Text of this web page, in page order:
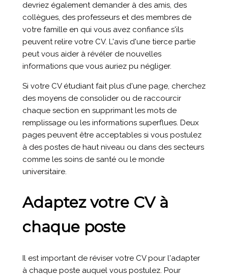
devriez également demander à des amis, des
collègues, des professeurs et des membres de
votre famille en qui vous avez confiance s'ils
peuvent relire votre CV. L'avis d'une tierce partie
peut vous aider à révéler de nouvelles
informations que vous auriez pu négliger.
Si votre CV étudiant fait plus d'une page, cherchez
des moyens de consolider ou de raccourcir
chaque section en supprimant les mots de
remplissage ou les informations superflues. Deux
pages peuvent être acceptables si vous postulez
à des postes de haut niveau ou dans des secteurs
comme les soins de santé ou le monde
universitaire.
Adaptez votre CV à
chaque poste
Il est important de réviser votre CV pour l'adapter
à chaque poste auquel vous postulez. Pour